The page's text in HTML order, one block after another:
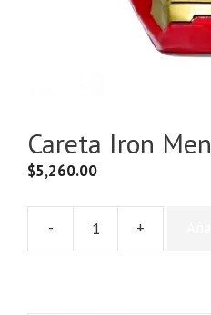
Careta Iron Men
$5,260.00
- +